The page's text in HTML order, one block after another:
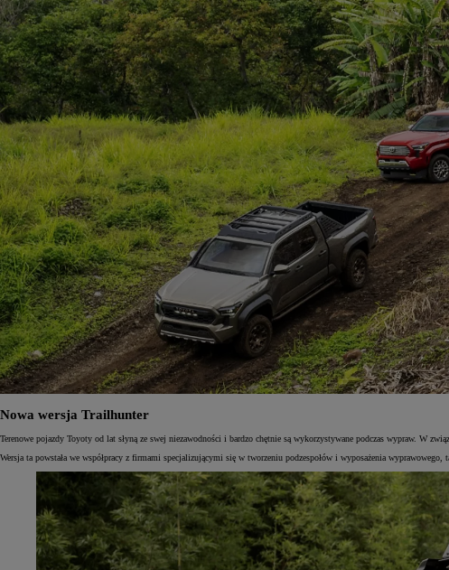
Nowa wersja Trailhunter
Terenowe pojazdy Toyoty od lat słyną ze swej niezawodności i bardzo chętnie są wykorzystywane podczas wypraw. W
Wersja ta powstała we współpracy z firmami specjalizującymi się w tworzeniu podzespołów i wyposażenia